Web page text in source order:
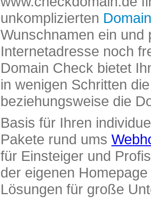
unkomplizierten
Wunschnamen ein und
Internetadresse noch
Domain Check bietet
in wenigen Schritten
beziehungsweise die
Basis für Ihren
Pakete rund ums
für Einsteiger und
der eigenen
Lösungen für große